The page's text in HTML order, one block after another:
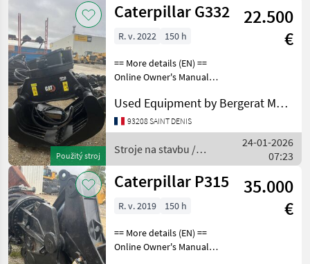
Kategória 4 Krajina Filtre
AKTUÁLNA
CESTA
stavebná
technika
Stroje
Na
Stavbu
Lyzica
Bagra
Caterpillar
VYBRAŤ
KATEGÓRIU
Caterpillar
Resetovať
Zobraziť
13
výsledkov
Použitý stroj
Caterpillar G332
22.500
€
R. v. 2022 150 h
== More details (EN) ==
Online Owner's Manual
bagra
Used Equipment by Bergerat Monnoyeur
93208 SAINT DENIS
Stroje na stavbu /
Caterpillar
24-01-2026
07:23
Caterpillar P315
35.000
€
R. v. 2019 150 h
== More details (EN) ==
Online Owner's Manual